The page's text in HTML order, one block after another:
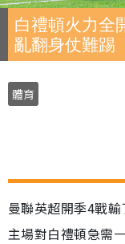
白禮頓火力全
亂翻身仗難踢
體育
曼聯英超開季4戰
主場對白禮頓急需